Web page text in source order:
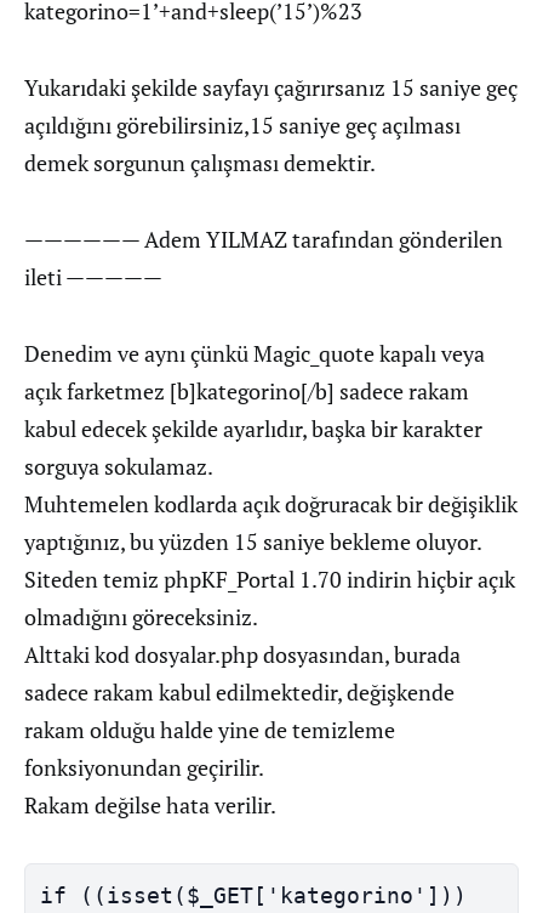
kategorino=1’+and+sleep(’15’)%23
Yukarıdaki şekilde sayfayı çağırırsanız 15 saniye geç
açıldığını görebilirsiniz,15 saniye geç açılması
demek sorgunun çalışması demektir.
—————— Adem YILMAZ tarafından gönderilen
ileti —————
Denedim ve aynı çünkü Magic_quote kapalı veya
açık farketmez [b]kategorino[/b] sadece rakam
kabul edecek şekilde ayarlıdır, başka bir karakter
sorguya sokulamaz.
Muhtemelen kodlarda açık doğruracak bir değişiklik
yaptığınız, bu yüzden 15 saniye bekleme oluyor.
Siteden temiz phpKF_Portal 1.70 indirin hiçbir açık
olmadığını göreceksiniz.
Alttaki kod dosyalar.php dosyasından, burada
sadece rakam kabul edilmektedir, değişkende
rakam olduğu halde yine de temizleme
fonksiyonundan geçirilir.
Rakam değilse hata verilir.
if ((isset($_GET['kategorino']))